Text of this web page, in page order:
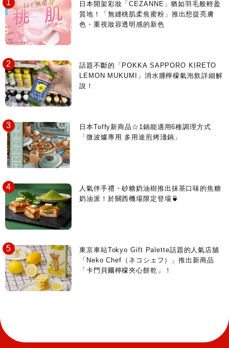
日本開架彩妝「CEZANNE」猶如羽毛般輕盈
質地！「無縫桃肌柔焦蜜粉」推出想提亮膚
色・重視妝容透明感的新色
話題不斷的「POKKA SAPPORO KIRETO
LEMON MUKUMI」消水腫檸檬氣泡飲詳細解
說！
日本Toffy新商品☆1鍋能適用6種調理方式
「微波爐專用 多用途煎烤淺鍋」
人氣伴手禮・砂糖奶油樹推出抹茶口味的焦糖
奶油派！於關西機場限定登場🍵
東京車站Tokyo Gift Palette話題的人氣店舖
「Neko Chef（ネコシェフ）」推出新商品
「卡門貝爾檸檬夾心餅乾」！